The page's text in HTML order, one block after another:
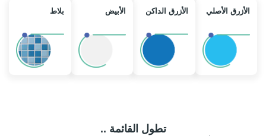
الأزرق الأصلي الأزرق الداكن الأبيض بلاط
تطول القائمة ..